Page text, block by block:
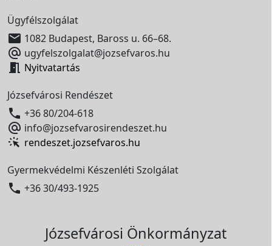
Ügyfélszolgálat
 1082 Budapest, Baross u. 66–68.
 ugyfelszolgalat@jozsefvaros.hu
 Nyitvatartás
Józsefvárosi Rendészet
 +36 80/204-618
 info@jozsefvarosirendeszet.hu
rendeszet.jozsefvaros.hu
Gyermekvédelmi Készenléti Szolgálat
 +36 30/493-1925
Józsefvárosi Önkormányzat